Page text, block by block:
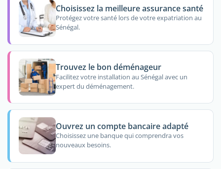
Choisissez la meilleure assurance santé
Protégez votre santé lors de votre expatriation au
Sénégal.
Trouvez le bon déménageur
Facilitez votre installation au Sénégal avec un
expert du déménagement.
Ouvrez un compte bancaire adapté
Choisissez une banque qui comprendra vos
nouveaux besoins.